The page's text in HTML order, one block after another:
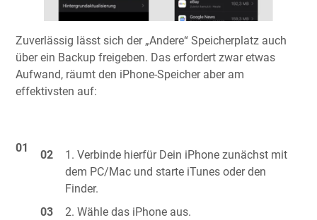
Zuverlässig lässt sich der „Andere“ Speicherplatz auch
über ein Backup freigeben. Das erfordert zwar etwas
Aufwand, räumt den iPhone-Speicher aber am
effektivsten auf:
Verbinde hierfür Dein iPhone zunächst mit
dem PC/Mac und starte iTunes oder den
Finder.
Wähle das iPhone aus.